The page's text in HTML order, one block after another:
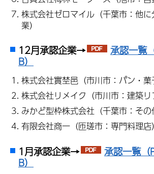
株式会社ゼロマイル（千葉市：他
業）
12月承認企業→ 承認一覧
B）
株式会社實埜邑（市川市：パン・菓
株式会社リメイク（市川市：建築リ
みかど型枠株式会社（千葉市：その
有限会社商一（匝瑳市：専門料理店）
1月承認企業→ 承認一覧
B）